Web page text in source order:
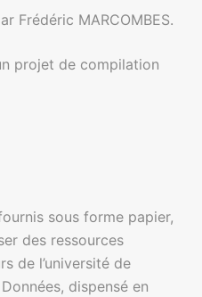
Frédéric MARCOMBES.
projet de compilation
sous forme papier,
des ressources
de l’université de
dispensé en